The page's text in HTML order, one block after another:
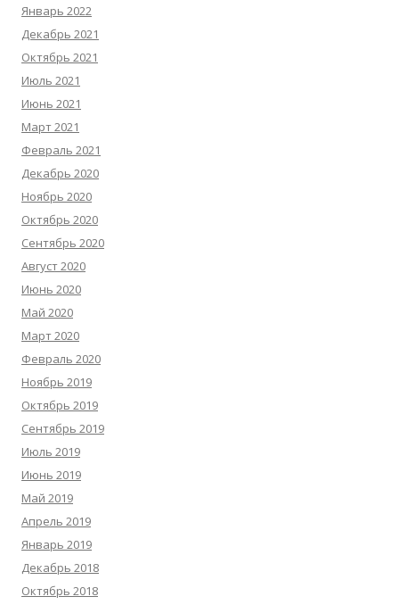
Январь 2022
Декабрь 2021
Октябрь 2021
Июль 2021
Июнь 2021
Март 2021
Февраль 2021
Декабрь 2020
Ноябрь 2020
Октябрь 2020
Сентябрь 2020
Август 2020
Июнь 2020
Май 2020
Март 2020
Февраль 2020
Ноябрь 2019
Октябрь 2019
Сентябрь 2019
Июль 2019
Июнь 2019
Май 2019
Апрель 2019
Январь 2019
Декабрь 2018
Октябрь 2018